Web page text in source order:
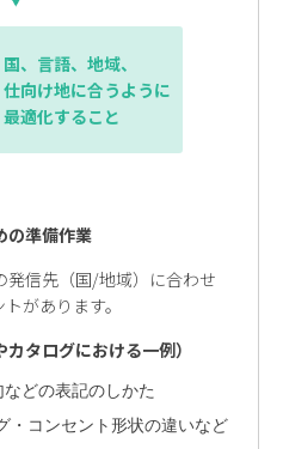
国、言語、地域、
仕向け地に合うように
最適化すること
の準備作業
発信先（国/地域）に合わせ
があります。
タログにおける一例）
どの表記のしかた
・コンセント形状の違いなど